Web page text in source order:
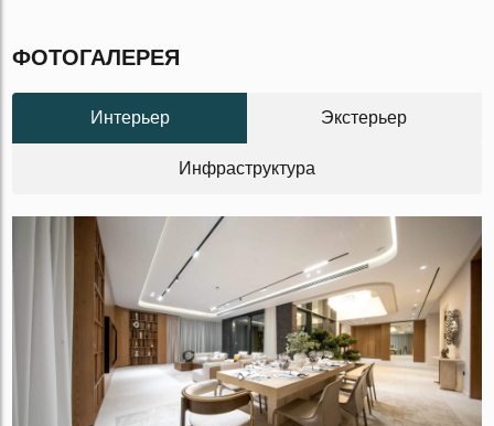
ФОТОГАЛЕРЕЯ
Интерьер Экстерьер
Инфраструктура